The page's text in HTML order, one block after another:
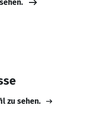
zu sehen.